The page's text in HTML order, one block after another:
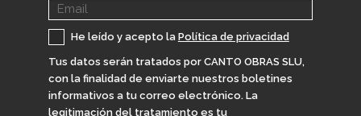
He leído y acepto la Política de privacidad
Tus datos serán tratados por CANTO OBRAS SLU,
con la finalidad de enviarte nuestros boletines
informativos a tu correo electrónico. La
legitimación del tratamiento es tu